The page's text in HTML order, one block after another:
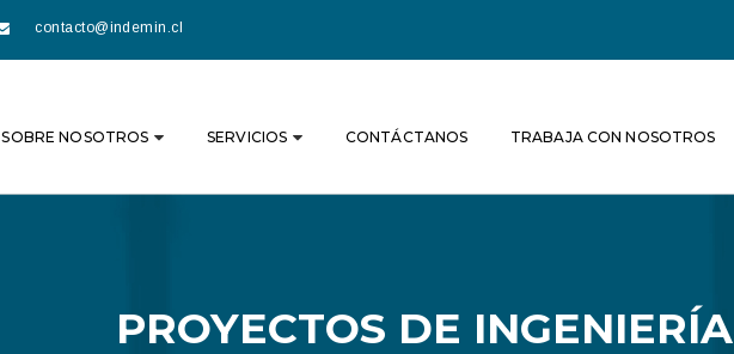
contacto@indemin.cl
SOBRE NOSOTROS SERVICIOS CONTÁCTANOS TRABAJA CON NOSOTROS
PROYECTOS DE INGENIERÍA